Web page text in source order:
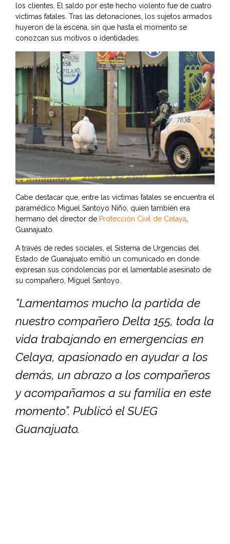
los clientes. El saldo por este hecho violento fue de cuatro
víctimas fatales. Tras las detonaciones, los sujetos armados
huyeron de la escena, sin que hasta el momento se
conozcan sus motivos o identidades.
Cabe destacar que, entre las víctimas fatales se encuentra el
paramédico Miguel Santoyo Niño, quien también era
hermano del director de Protección Civil de Celaya
Guanajuato.
A través de redes sociales, el Sistema de Urgencias del
Estado de Guanajuato emitió un comunicado en donde
expresan sus condolencias por el lamentable asesinato de
su compañero, Miguel Santoyo.
“Lamentamos mucho la partida de
nuestro compañero Delta 155, toda la
vida trabajando en emergencias en
Celaya, apasionado en ayudar a los
demás, un abrazo a los compañeros
y acompañamos a su familia en este
momento”. Publicó el SUEG
Guanajuato.